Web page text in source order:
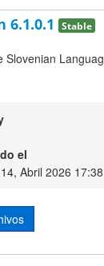
6.1.0.1 Stable
Slovenian
el
Abril 2026 17:38